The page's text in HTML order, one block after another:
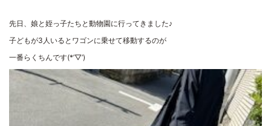
先日、娘と姪っ子たちと動物園に行ってきました♪
子どもが3人いるとワゴンに乗せて移動するのが
一番らくちんです(*’▽’)